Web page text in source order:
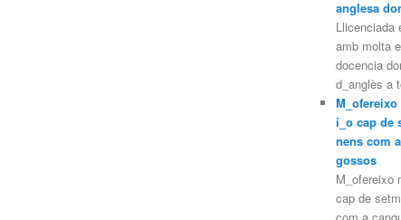
anglesa
Llicenciada
amb molta
docencia
d_anglès a
i_o cap de
nens com
gossos
M_ofereixo
cap de